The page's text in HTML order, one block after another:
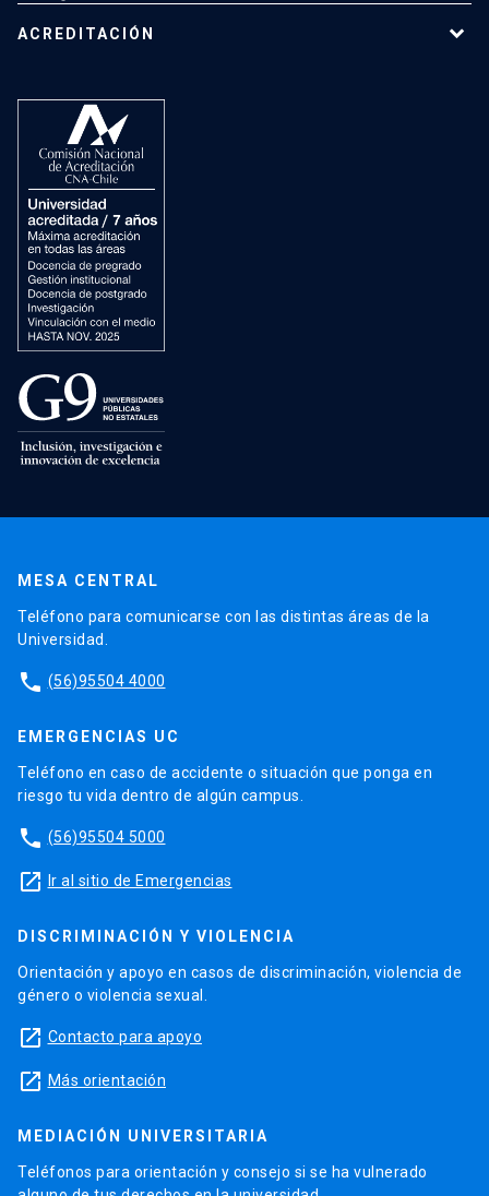
ACREDITACIÓN
MESA CENTRAL
Teléfono para comunicarse con las distintas áreas de la
Universidad.
phone (56)95504 4000
EMERGENCIAS UC
Teléfono en caso de accidente o situación que ponga en
riesgo tu vida dentro de algún campus.
phone (56)95504 5000
launch Ir al sitio de Emergencias
DISCRIMINACIÓN Y VIOLENCIA
Orientación y apoyo en casos de discriminación, violencia de
género o violencia sexual.
launch Contacto para apoyo
launch Más orientación
MEDIACIÓN UNIVERSITARIA
Teléfonos para orientación y consejo si se ha vulnerado